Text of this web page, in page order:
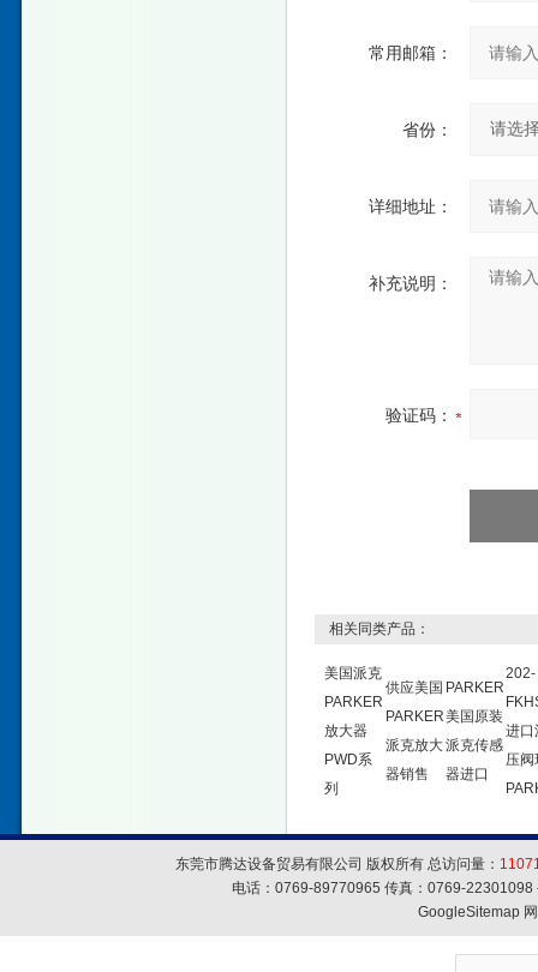
常用邮箱：
省份：
详细地址：
补充说明：
验证码：
相关同类产品：
美国派克
PARKER
放大器
PWD系
列
供应美国
PARKER
派克放大
器销售
PARKER
美国原装
派克传感
器进口
202-
进口
压阀
东莞市腾达设备贸易有限公司 版权所有 总访问量：
电话：0769-89770965 传真：0769-
GoogleSitemap网